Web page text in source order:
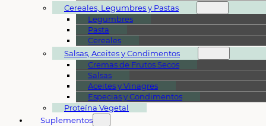
Cereales, Legumbres y Pastas
Legumbres
Pasta
Cereales
Salsas, Aceites y Condimentos
Cremas de Frutos Secos
Salsas
Aceites y Vinagres
Especias y Condimentos
Proteína Vegetal
Suplementos